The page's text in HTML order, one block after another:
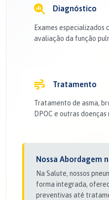
Diagnóstico
Exames especializados
avaliação da função
Tratamento
Tratamento de asma,
DPOC e outras
Nossa Abordagem
Na Salute, nossos
forma integrada,
preventivas até